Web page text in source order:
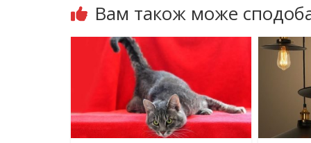
Вам також може